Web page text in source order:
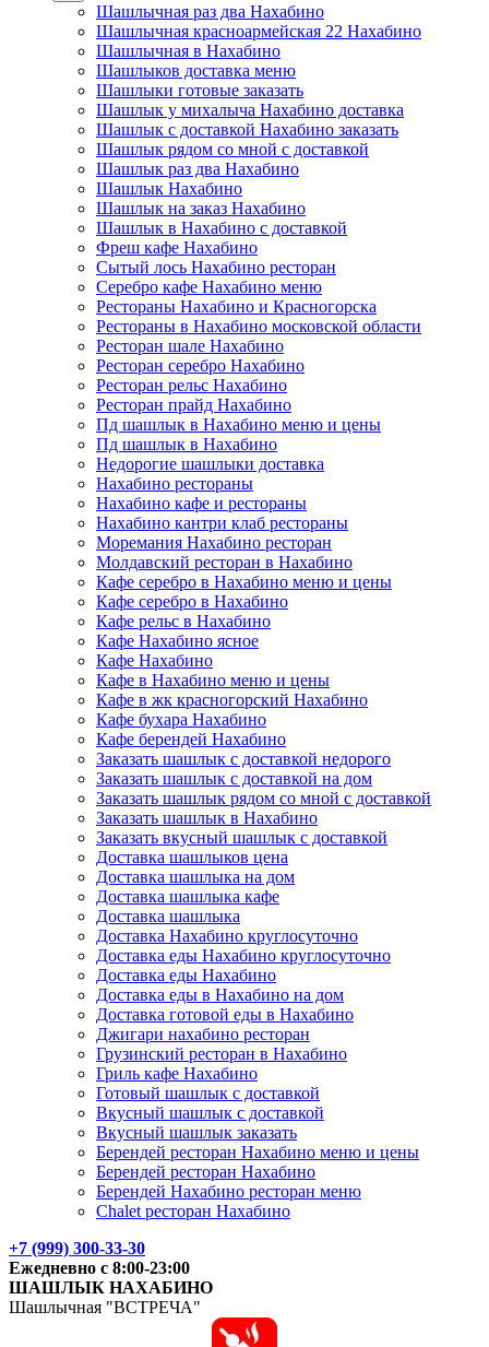
Шашлычная раз два Нахабино
Шашлычная красноармейская 22 Нахабино
Шашлычная в Нахабино
Шашлыков доставка меню
Шашлыки готовые заказать
Шашлык у михалыча Нахабино доставка
Шашлык с доставкой Нахабино заказать
Шашлык рядом со мной с доставкой
Шашлык раз два Нахабино
Шашлык Нахабино
Шашлык на заказ Нахабино
Шашлык в Нахабино с доставкой
Фреш кафе Нахабино
Сытый лось Нахабино ресторан
Серебро кафе Нахабино меню
Рестораны Нахабино и Красногорска
Рестораны в Нахабино московской области
Ресторан шале Нахабино
Ресторан серебро Нахабино
Ресторан рельс Нахабино
Ресторан прайд Нахабино
Пд шашлык в Нахабино меню и цены
Пд шашлык в Нахабино
Недорогие шашлыки доставка
Нахабино рестораны
Нахабино кафе и рестораны
Нахабино кантри клаб рестораны
Моремания Нахабино ресторан
Молдавский ресторан в Нахабино
Кафе серебро в Нахабино меню и цены
Кафе серебро в Нахабино
Кафе рельс в Нахабино
Кафе Нахабино ясное
Кафе Нахабино
Кафе в Нахабино меню и цены
Кафе в жк красногорский Нахабино
Кафе бухара Нахабино
Кафе берендей Нахабино
Заказать шашлык с доставкой недорого
Заказать шашлык с доставкой на дом
Заказать шашлык рядом со мной с доставкой
Заказать шашлык в Нахабино
Заказать вкусный шашлык с доставкой
Доставка шашлыков цена
Доставка шашлыка на дом
Доставка шашлыка кафе
Доставка шашлыка
Доставка Нахабино круглосуточно
Доставка еды Нахабино круглосуточно
Доставка еды Нахабино
Доставка еды в Нахабино на дом
Доставка готовой еды в Нахабино
Джигари нахабино ресторан
Грузинский ресторан в Нахабино
Гриль кафе Нахабино
Готовый шашлык с доставкой
Вкусный шашлык с доставкой
Вкусный шашлык заказать
Берендей ресторан Нахабино меню и цены
Берендей ресторан Нахабино
Берендей Нахабино ресторан меню
Chalet ресторан Нахабино
+7 (999) 300-33-30
Ежедневно с 8:00-23:00
ШАШЛЫК НАХАБИНО
Шашлычная "ВСТРЕЧА"